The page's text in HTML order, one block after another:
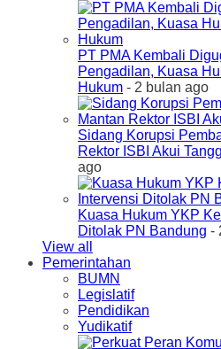
PT PMA Kembali
Pengadilan, Kuasa
Hukum - 2 bulan ago
Sidang Korupsi
Rektor ISBI Akui
ago
Kuasa Hukum YKP
Ditolak PN Bandung -
View all
Pemerintahan
BUMN
Legislatif
Pendidikan
Yudikatif